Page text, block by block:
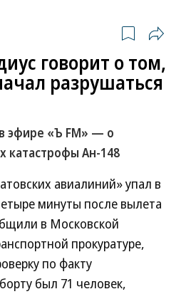
говорит о том,
разрушаться
эфире «Ъ FM» — о
катастрофы Ан-148
авиалиний» упал в
минуты после вылета
в Московской
прокуратуре,
по факту
был 71 человек,